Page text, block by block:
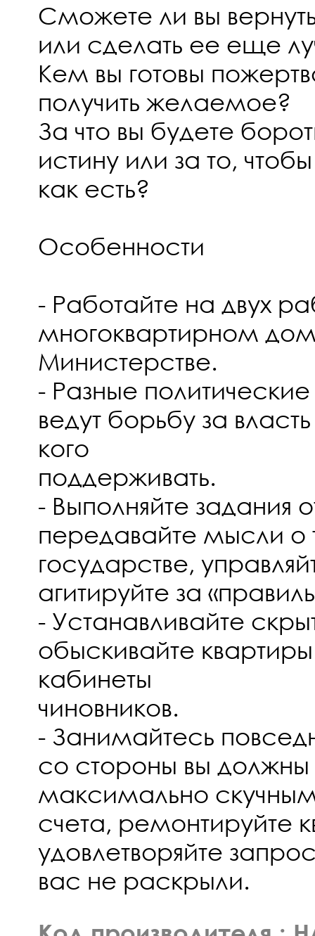
Сможете ли вы
или сделать ее еще
Кем вы готовы
получить желаемое?
За что вы будете
истину или за то,
как есть?
Особенности
- Работайте на двух
многоквартирном
Министерстве.
- Разные
ведут борьбу за
кого
поддерживать.
- Выполняйте задания
передавайте мысли о
государстве,
агитируйте за
- Устанавливайте
обыскивайте
кабинеты
чиновников.
- Занимайтесь
со стороны вы должны
максимально
счета, ремонтируйте
удовлетворяйте
вас не раскрыли.